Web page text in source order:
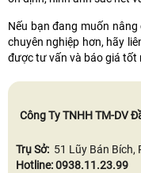
Nếu bạn đang muốn
chuyên nghiệp hơn, hãy
được tư vấn và báo giá tốt
Công Ty TNHH TM-DV
Trụ Sở: 51 Lũy Bán Bích,
Hotline: 0938.11.23.99